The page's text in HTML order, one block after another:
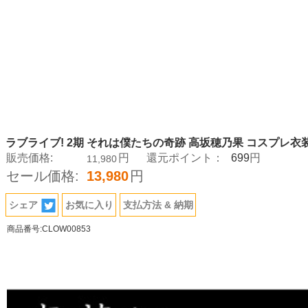
ラブライブ! 2期 それは僕たちの奇跡 高坂穂乃果 コスプレ衣
販売価格:
11,980 円 還元ポイント： 699円
セール価格: 13,980 円
シェア お気に入り 支払方法 & 納期
商品番号:CLOW00853